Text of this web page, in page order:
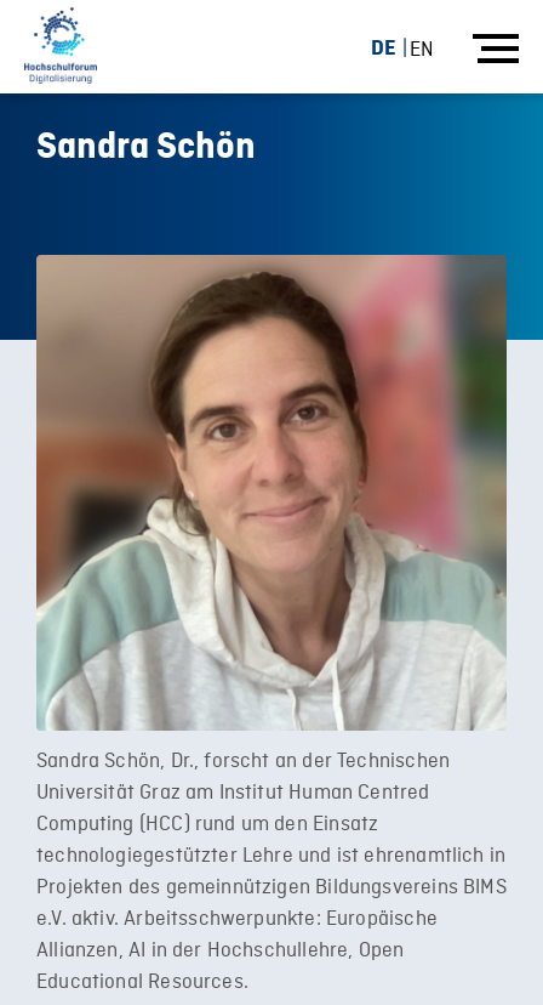
DE EN
Sandra Schön
Sandra Schön, Dr., forscht an der Technischen
Universität Graz am Institut Human Centred
Computing (HCC) rund um den Einsatz
technologiegestützter Lehre und ist ehrenamtlich in
Projekten des gemeinnützigen Bildungsvereins BIMS
e.V. aktiv. Arbeitsschwerpunkte: Europäische
Allianzen, AI in der Hochschullehre, Open
Educational Resources.